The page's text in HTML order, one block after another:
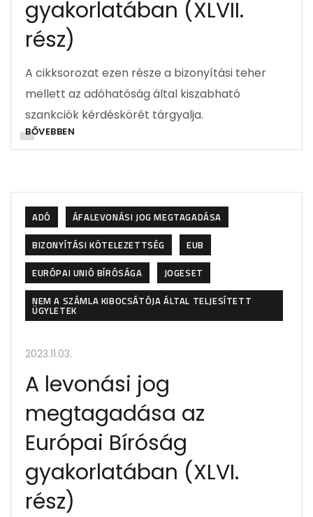
gyakorlatában (XLVII.
rész)
A cikksorozat ezen része a bizonyítási teher
mellett az adóhatóság által kiszabható
szankciók kérdéskörét tárgyalja.
BŐVEBBEN
ADÓ
ÁFALEVONÁSI JOG MEGTAGADÁSA
BIZONYÍTÁSI KÖTELEZETTSÉG
EUB
EURÓPAI UNIÓ BÍRÓSÁGA
JOGESET
NEM A SZÁMLA KIBOCSÁTÓJA ÁLTAL TELJESÍTETT
ÜGYLETEK
2023.11.03.
A levonási jog
megtagadása az
Európai Bíróság
gyakorlatában (XLVI.
rész)